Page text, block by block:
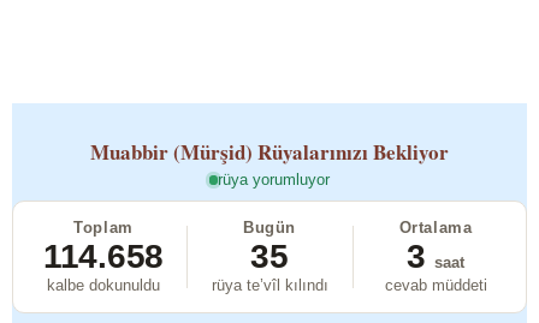
Muabbir (Mürşid) Rüyalarınızı Bekliyor
rüya yorumluyor
Toplam
114.658
kalbe dokunuldu
Bugün
35
rüya te’vîl kılındı
Ortalama
3 saat
cevab müddeti